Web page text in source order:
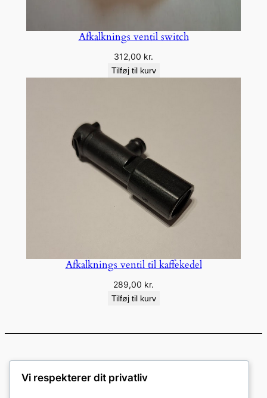
Afkalknings ventil switch
312,00 kr.
Tilføj til kurv
Afkalknings ventil til kaffekedel
289,00 kr.
Tilføj til kurv
Vi respekterer dit privatliv